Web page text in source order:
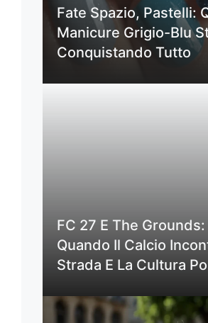
Fate Spazio, Pastelli:
Manicure Grigio-Blu
Conquistando Tutto
FC 27 E The Grounds:
Quando Il Calcio
Strada E La Cultura